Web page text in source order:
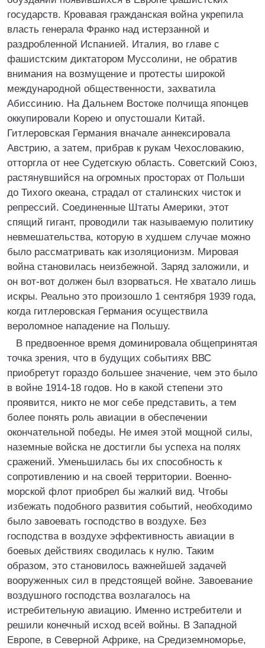
государств. Кровавая гражданская война укрепила
власть генерала Франко над истерзанной и
раздробленной Испанией. Италия, во главе с
фашистским диктатором Муссолини, не обратив
внимания на возмущение и протесты широкой
международной общественности, захватила
Абиссинию. На Дальнем Востоке полчища японцев
оккупировали Корею и опустошали Китай.
Гитлеровская Германия вначале аннексировала
Австрию, а затем, прибрав к рукам Чехословакию,
отторгла от нее Судетскую область. Советский Союз,
растянувшийся на огромных просторах от Польши
до Тихого океана, страдал от сталинских чисток и
репрессий. Соединенные Штаты Америки, этот
спящий гигант, проводили так называемую политику
невмешательства, которую в худшем случае можно
было рассматривать как изоляционизм. Мировая
война становилась неизбежной. Заряд заложили, и
он вот-вот должен был взорваться. Не хватало лишь
искры. Реально это произошло 1 сентября 1939 года,
когда гитлеровская Германия осуществила
вероломное нападение на Польшу.
В предвоенное время доминировала общепринятая
точка зрения, что в будущих событиях ВВС
приобретут гораздо большее значение, чем это было
в войне 1914-18 годов. Но в какой степени это
проявится, никто не мог себе представить, а тем
более понять роль авиации в обеспечении
окончательной победы. Не имея этой мощной силы,
наземные войска не достигли бы успеха на полях
сражений. Уменьшилась бы их способность к
сопротивлению и на своей территории. Военно-
морской флот приобрел бы жалкий вид. Чтобы
избежать подобного развития событий, необходимо
было завоевать господство в воздухе. Без
господства в воздухе эффективность авиации в
боевых действиях сводилась к нулю. Таким
образом, это становилось важнейшей задачей
вооруженных сил в предстоящей войне. Завоевание
воздушного господства возлагалось на
истребительную авиацию. Именно истребители и
решили конечный исход всей войны. В Западной
Европе, в Северной Африке, на Средиземноморье,